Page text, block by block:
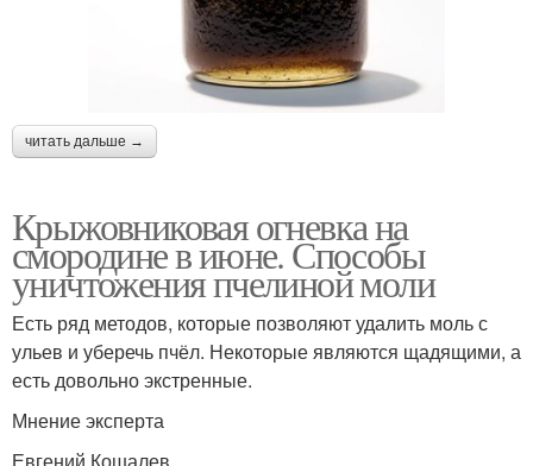
читать дальше →
Крыжовниковая огневка на
смородине в июне. Способы
уничтожения пчелиной моли
Есть ряд методов, которые позволяют удалить моль с
ульев и уберечь пчёл. Некоторые являются щадящими, а
есть довольно экстренные.
Мнение эксперта